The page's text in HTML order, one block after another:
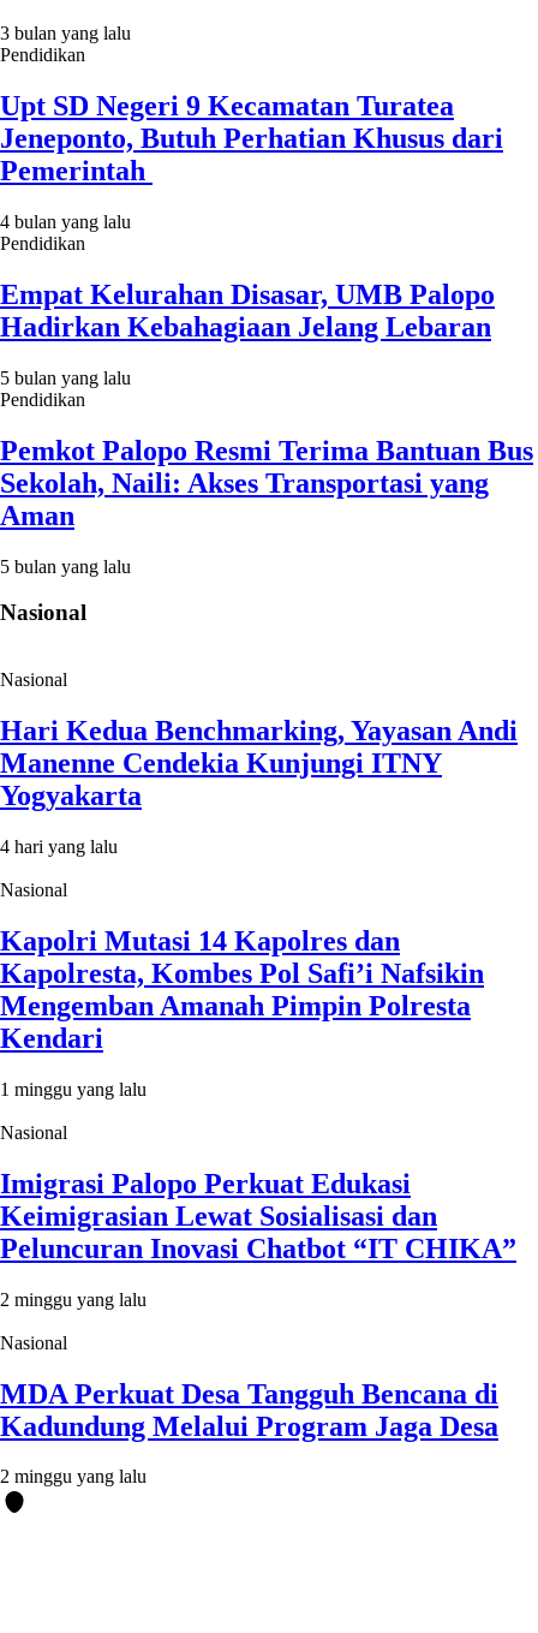
3 bulan yang lalu
Pendidikan
Upt SD Negeri 9 Kecamatan Turatea
Jeneponto, Butuh Perhatian Khusus dari
Pemerintah
4 bulan yang lalu
Pendidikan
Empat Kelurahan Disasar, UMB Palopo
Hadirkan Kebahagiaan Jelang Lebaran
5 bulan yang lalu
Pendidikan
Pemkot Palopo Resmi Terima Bantuan Bus
Sekolah, Naili: Akses Transportasi yang
Aman
5 bulan yang lalu
Nasional
Nasional
Hari Kedua Benchmarking, Yayasan Andi
Manenne Cendekia Kunjungi ITNY
Yogyakarta
4 hari yang lalu
Nasional
Kapolri Mutasi 14 Kapolres dan
Kapolresta, Kombes Pol Safi’i Nafsikin
Mengemban Amanah Pimpin Polresta
Kendari
1 minggu yang lalu
Nasional
Imigrasi Palopo Perkuat Edukasi
Keimigrasian Lewat Sosialisasi dan
Peluncuran Inovasi Chatbot “IT CHIKA”
2 minggu yang lalu
Nasional
MDA Perkuat Desa Tangguh Bencana di
Kadundung Melalui Program Jaga Desa
2 minggu yang lalu